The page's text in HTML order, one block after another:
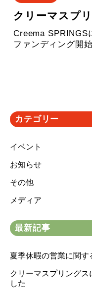
Creema SPRINGS
ファンディング開
カテゴリー
イベント
お知らせ
その他
メディア
最新記事
夏季休暇の営業に関す
クリーマスプリングス
した